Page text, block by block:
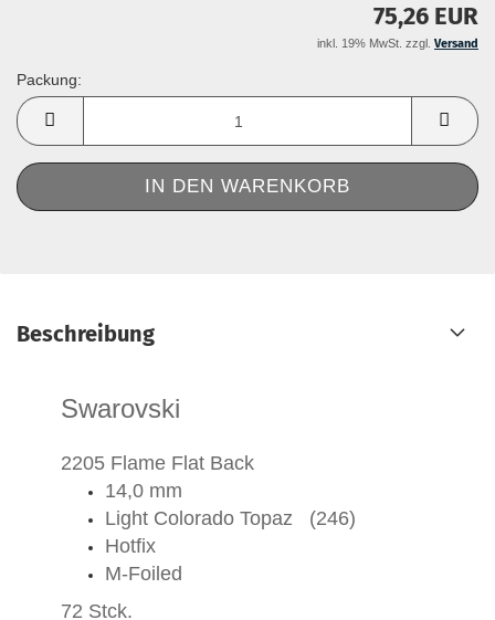
75,26 EUR
inkl. 19% MwSt. zzgl. Versand
Packung:
Packung
Beschreibung
Swarovski
2205 Flame Flat Back
14,0 mm
Light Colorado Topaz (246)
Hotfix
M-Foiled
72 Stck.